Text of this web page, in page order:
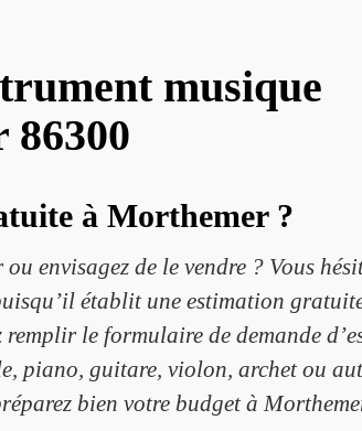
musique
à Morthemer ?
envisagez de le vendre ? Vous
établit une estimation
le formulaire de demande
piano, guitare, violon, archet ou
bien votre budget à